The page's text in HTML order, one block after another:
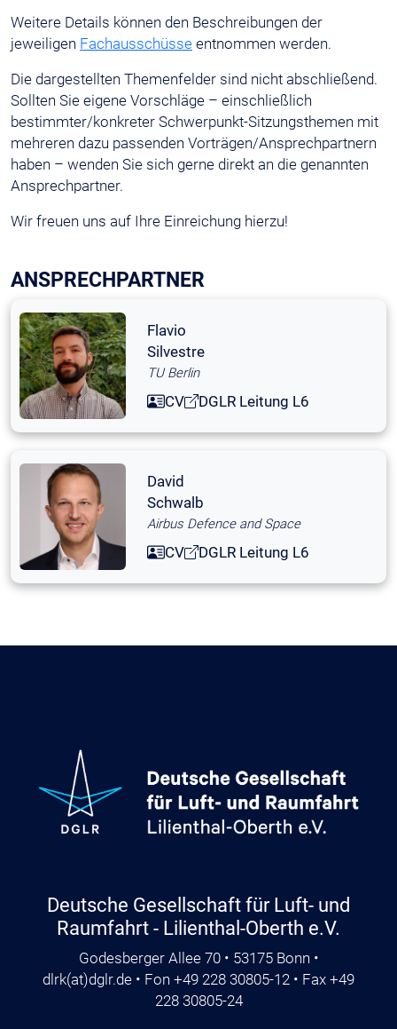
Weitere Details können den Beschreibungen der
jeweiligen Fachausschüsse entnommen werden.
Die dargestellten Themenfelder sind nicht abschließend.
Sollten Sie eigene Vorschläge – einschließlich
bestimmter/konkreter Schwerpunkt-Sitzungsthemen mit
mehreren dazu passenden Vorträgen/Ansprechpartnern
haben – wenden Sie sich gerne direkt an die genannten
Ansprechpartner.
Wir freuen uns auf Ihre Einreichung hierzu!
ANSPRECHPARTNER
Flavio
Silvestre
TU Berlin
CV DGLR Leitung L6
David
Schwalb
Airbus Defence and Space
CV DGLR Leitung L6
Deutsche Gesellschaft für Luft- und
Raumfahrt - Lilienthal-Oberth e.V.
Godesberger Allee 70 • 53175 Bonn •
dlrk(at)dglr.de • Fon +49 228 30805-12 • Fax +49
228 30805-24